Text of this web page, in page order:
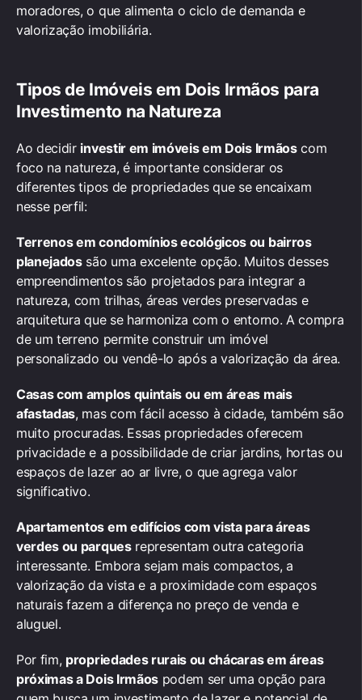
moradores, o que alimenta o ciclo de demanda e
valorização imobiliária.
Tipos de Imóveis em Dois Irmãos para
Investimento na Natureza
Ao decidir investir em imóveis em Dois Irmãoscom
foco na natureza, é importante considerar os
diferentes tipos de propriedades que se encaixam
nesse perfil:
Terrenos em condomínios ecológicos ou bairros
planejadossão uma excelente opção. Muitos desses
empreendimentos são projetados para integrar a
natureza, com trilhas, áreas verdes preservadas e
arquitetura que se harmoniza com o entorno. A compra
de um terreno permite construir um imóvel
personalizado ou vendê-lo após a valorização da área.
Casas com amplos quintais ou em áreas mais
afastadas, mas com fácil acesso à cidade, também são
muito procuradas. Essas propriedades oferecem
privacidade e a possibilidade de criar jardins, hortas ou
espaços de lazer ao ar livre, o que agrega valor
significativo.
Apartamentos em edifícios com vista para áreas
verdes ou parquesrepresentam outra categoria
interessante. Embora sejam mais compactos, a
valorização da vista e a proximidade com espaços
naturais fazem a diferença no preço de venda e
aluguel.
Por fim, propriedades rurais ou chácaras em áreas
próximas a Dois Irmãospodem ser uma opção para